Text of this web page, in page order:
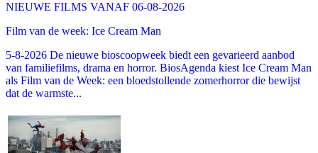
NIEUWE FILMS VANAF 06-08-2026
Film van de week: Ice Cream Man
5-8-2026 De nieuwe bioscoopweek biedt een gevarieerd aanbod
van familiefilms, drama en horror. BiosAgenda kiest Ice Cream Man
als Film van de Week: een bloedstollende zomerhorror die bewijst
dat de warmste...